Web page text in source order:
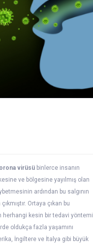
virüsü binlerce insanın
ve bölgesine yayılmış olan
ardından bu salgının
Ortaya çıkan bu
herhangi kesin bir tedavi yöntemi
oldukça fazla yaşamını
İngiltere ve İtalya gibi büyük